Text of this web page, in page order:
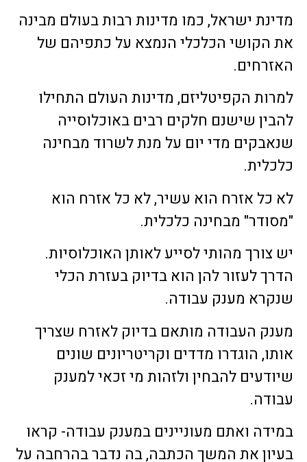
מדינת ישראל, כמו מדינות רבות בעולם מבינה
את הקושי הכלכלי הנמצא על כתפיהם של
האזרחים.
למרות הקפיטליזם, מדינות העולם התחילו
להבין שישנם חלקים רבים באוכלוסייה
שנאבקים מדי יום על מנת לשרוד מבחינה
כלכלית.
לא כל אזרח הוא עשיר, לא כל אזרח הוא
"מסודר" מבחינה כלכלית.
יש צורך מהותי לסייע לאותן האוכלוסיות.
הדרך לעזור להן הוא בדיוק בעזרת הכלי
שנקרא מענק עבודה.
מענק העבודה מותאם בדיוק לאזרח שצריך
אותו, הוגדרו מדדים וקריטריונים שונים
שיודעים להבחין ולזהות מי זכאי למענק
עבודה.
במידה ואתם מעוניינים במענק עבודה- קראו
בעיון את המשך הכתבה, בה נדבר בהרחבה על